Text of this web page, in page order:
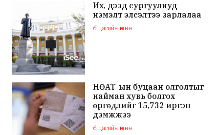
Их, дээд сургуулиуд
нэмэлт элсэлтээ зарлалаа
6 цагийн өмнө
НӨАТ-ын буцаан олголтыг
найман хувь болгох
өргөдлийг 15,732 иргэн
дэмжжээ
6 цагийн өмнө